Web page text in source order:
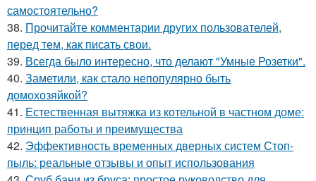
самостоятельно?
38. Прочитайте комментарии других пользователей,
перед тем, как писать свои.
39. Всегда было интересно, что делают "Умные Розетки".
40. Заметили, как стало непопулярно быть
домохозяйкой?
41. Естественная вытяжка из котельной в частном доме:
принцип работы и преимущества
42. Эффективность временных дверных систем Стоп-
пыль: реальные отзывы и опыт использования